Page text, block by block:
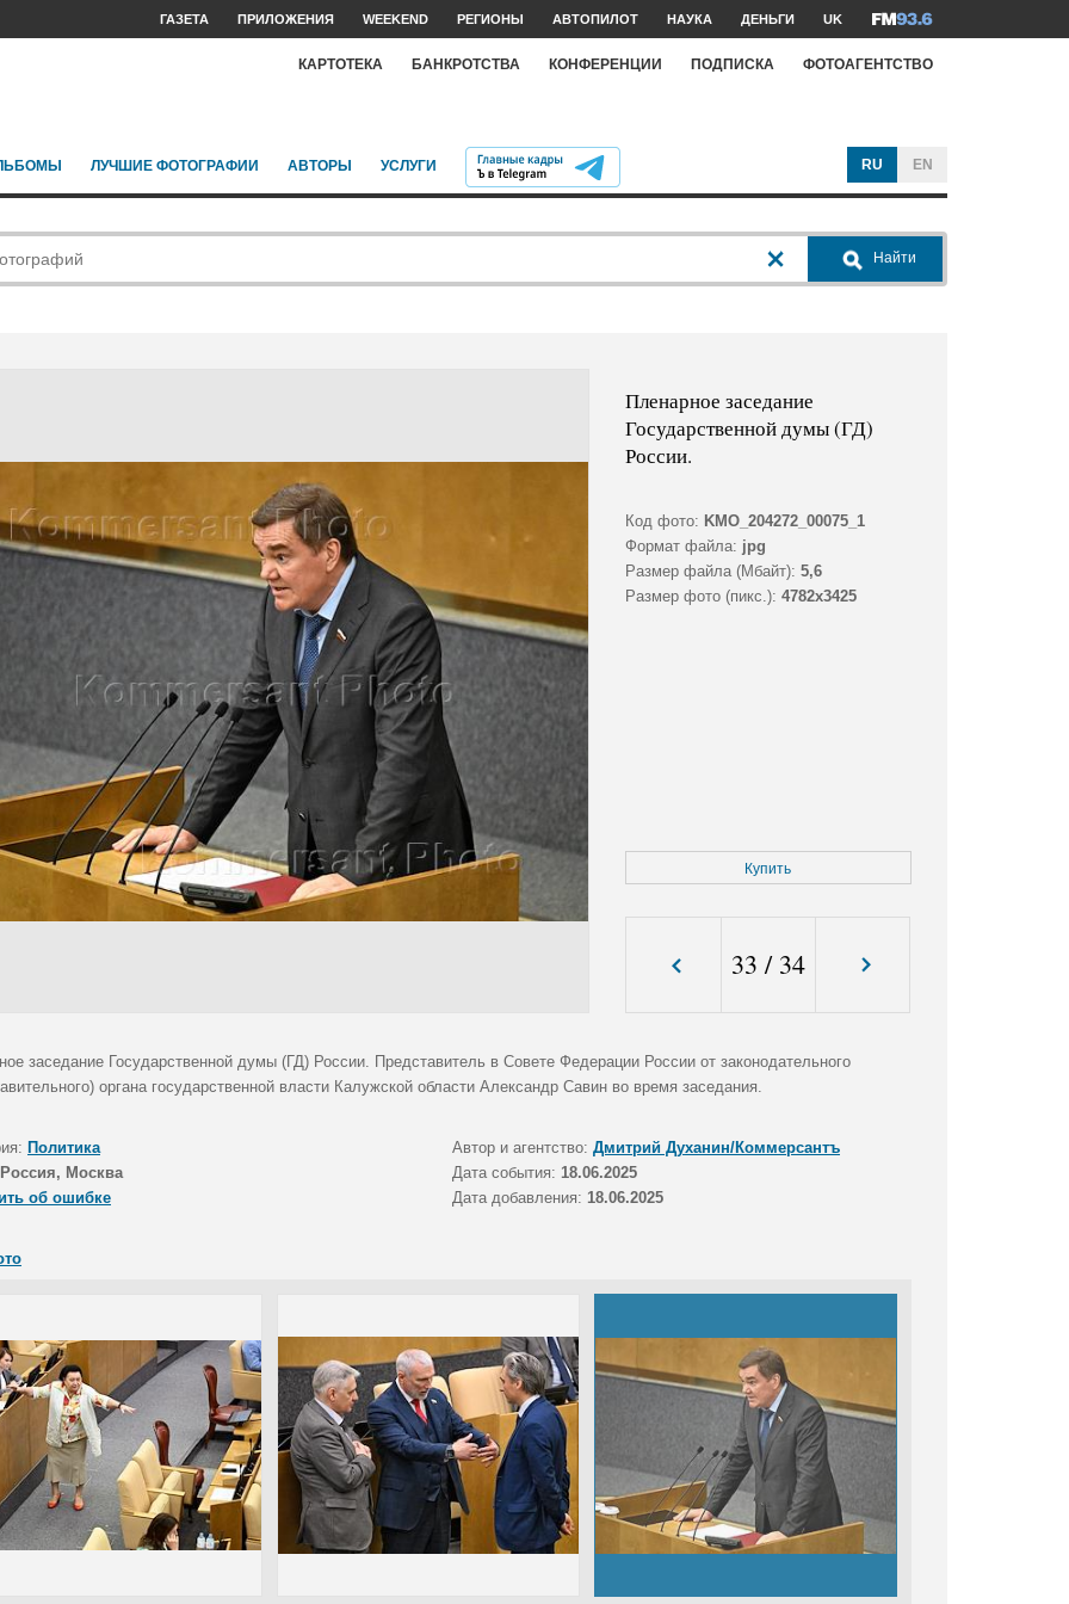
ГАЗЕТА ПРИЛОЖЕНИЯ WEEKEND РЕГИОНЫ АВТОПИЛОТ НАУКА ДЕНЬГИ UK
КАРТОТЕКА БАНКРОТСТВА КОНФЕРЕНЦИИ ПОДПИСКА ФОТОАГЕНТСТВО
ЛУЧШИЕ ФОТОГРАФИИ АВТОРЫ УСЛУГИ RU EN
Найти
Пленарное заседание
Государственной думы (ГД)
России.
Код фото: KMO_204272_00075_1
Формат файла: jpg
Размер файла (Мбайт): 5,6
Размер фото (пикс.): 4782x3425
Купить
33 / 34
заседание Государственной думы (ГД) России. Представитель в Совете Федерации России от законодательного
органа государственной власти Калужской области Александр Савин во время заседания.
Политика Автор и агентство: Дмитрий Духанин/Коммерсантъ
Россия, Москва Дата события: 18.06.2025
об ошибке
Дата добавления: 18.06.2025